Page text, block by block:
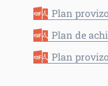
Plan
Plan de
Plan